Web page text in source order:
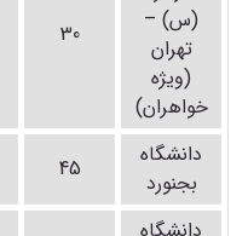
(س) –
تهران
(ویژه
خواهران)
30
دانشگاه
بجنورد
45